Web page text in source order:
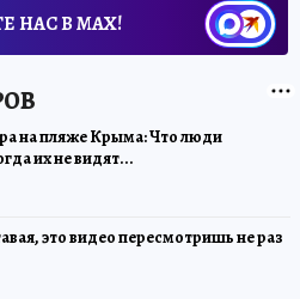
НАС В МАХ!
на пляже Крыма: Что люди
их не видят...
это видео пересмотришь не раз